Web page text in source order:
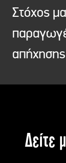
Στόχος
Δείτε